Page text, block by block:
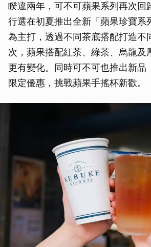
睽違兩年，可不可蘋果系列再次回
行選在初夏推出全新「蘋果珍寶系
為主打，透過不同茶底搭配打造不
次，蘋果搭配紅茶、綠茶、烏龍及
更有變化。同時可不可也推出新品
限定優惠，挑戰蘋果手搖杯新歡。